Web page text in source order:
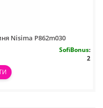
Nisima P862m030
SofiBonus:
2